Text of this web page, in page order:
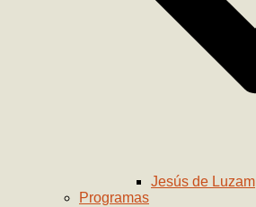
Jesús de Luzam
Programas